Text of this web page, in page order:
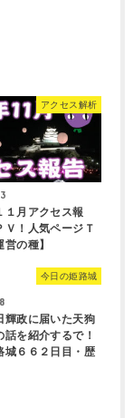
アクセス解析
１月アクセス報
Ｖ！人気ページＴ
の種】
今日の姫路城
輝政に届いた天狗
を紹介するで！
城６６２日目・歴